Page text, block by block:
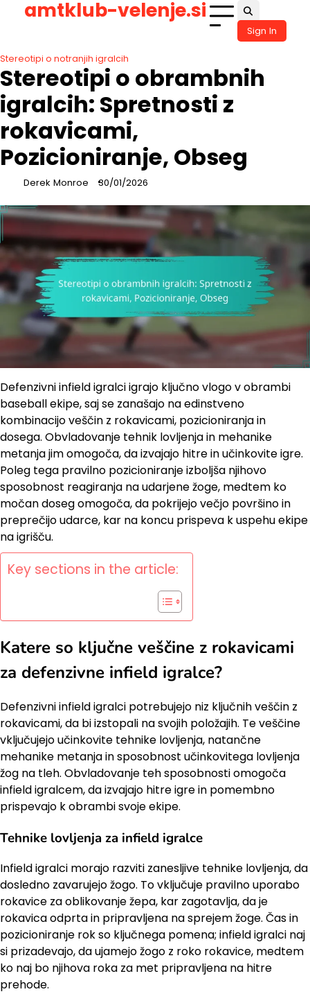
amtklub-velenje.si
Sign In
Stereotipi o notranjih igralcih
Stereotipi o obrambnih
igralcih: Spretnosti z
rokavicami,
Pozicioniranje, Obseg
Derek Monroe 30/01/2026
Defenzivni infield igralci igrajo ključno vlogo v obrambi
baseball ekipe, saj se zanašajo na edinstveno
kombinacijo veščin z rokavicami, pozicioniranja in
dosega. Obvladovanje tehnik lovljenja in mehanike
metanja jim omogoča, da izvajajo hitre in učinkovite igre.
Poleg tega pravilno pozicioniranje izboljša njihovo
sposobnost reagiranja na udarjene žoge, medtem ko
močan doseg omogoča, da pokrijejo večjo površino in
preprečijo udarce, kar na koncu prispeva k uspehu ekipe
na igrišču.
Key sections in the article:
Katere so ključne veščine z rokavicami
za defenzivne infield igralce?
Defenzivni infield igralci potrebujejo niz ključnih veščin z
rokavicami, da bi izstopali na svojih položajih. Te veščine
vključujejo učinkovite tehnike lovljenja, natančne
mehanike metanja in sposobnost učinkovitega lovljenja
žog na tleh. Obvladovanje teh sposobnosti omogoča
infield igralcem, da izvajajo hitre igre in pomembno
prispevajo k obrambi svoje ekipe.
Tehnike lovljenja za infield igralce
Infield igralci morajo razviti zanesljive tehnike lovljenja, da
dosledno zavarujejo žogo. To vključuje pravilno uporabo
rokavice za oblikovanje žepa, kar zagotavlja, da je
rokavica odprta in pripravljena na sprejem žoge. Čas in
pozicioniranje rok so ključnega pomena; infield igralci naj
si prizadevajo, da ujamejo žogo z roko rokavice, medtem
ko naj bo njihova roka za met pripravljena na hitre
prehode.